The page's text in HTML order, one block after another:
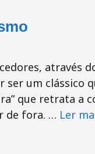
através
ser um
que retrata a
de fora. … Ler